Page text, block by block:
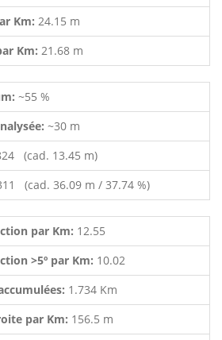
Km: 24.15 m
Km: 21.68 m
~55 %
~30 m
(cad. 13.45 m)
(cad. 36.09 m / 37.74 %)
par Km: 12.55
>5º par Km: 10.02
1.734 Km
par Km: 156.5 m